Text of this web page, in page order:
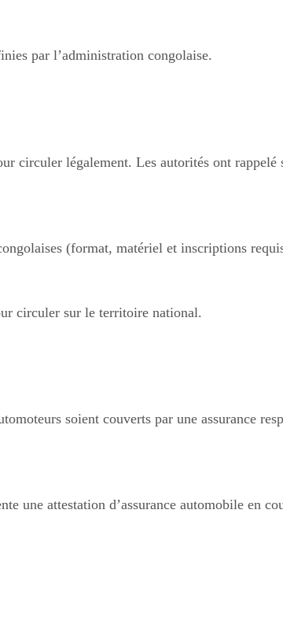
par l’administration congolaise.
circuler légalement. Les autorités ont
(format, matériel et inscriptions
circuler sur le territoire national.
soient couverts par une assurance
une attestation d’assurance automobile en